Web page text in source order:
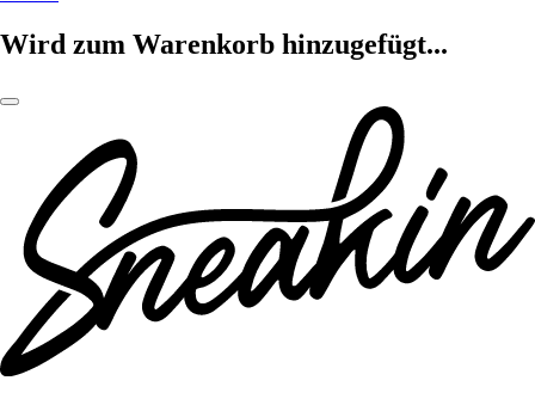
Wird zum Warenkorb hinzugefügt...